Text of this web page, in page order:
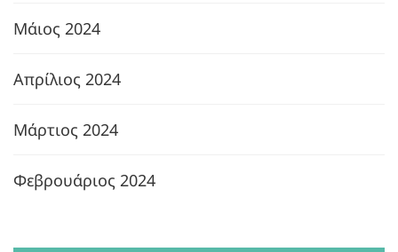
Μάιος 2024
Απρίλιος 2024
Μάρτιος 2024
Φεβρουάριος 2024